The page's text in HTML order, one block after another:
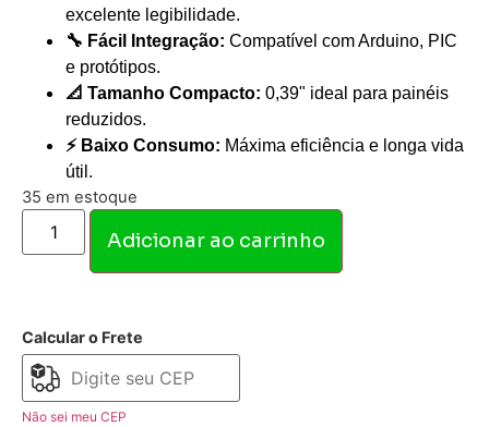
excelente legibilidade.
🔧 Fácil Integração: Compatível com Arduino, PIC
e protótipos.
📐 Tamanho Compacto: 0,39" ideal para painéis
reduzidos.
⚡ Baixo Consumo: Máxima eficiência e longa vida
útil.
35 em estoque
Adicionar ao carrinho
Calcular o Frete
Não sei meu CEP